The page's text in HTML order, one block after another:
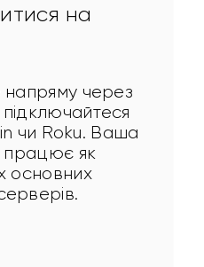
на
через
чи Roku. Ваша
працює як
основних